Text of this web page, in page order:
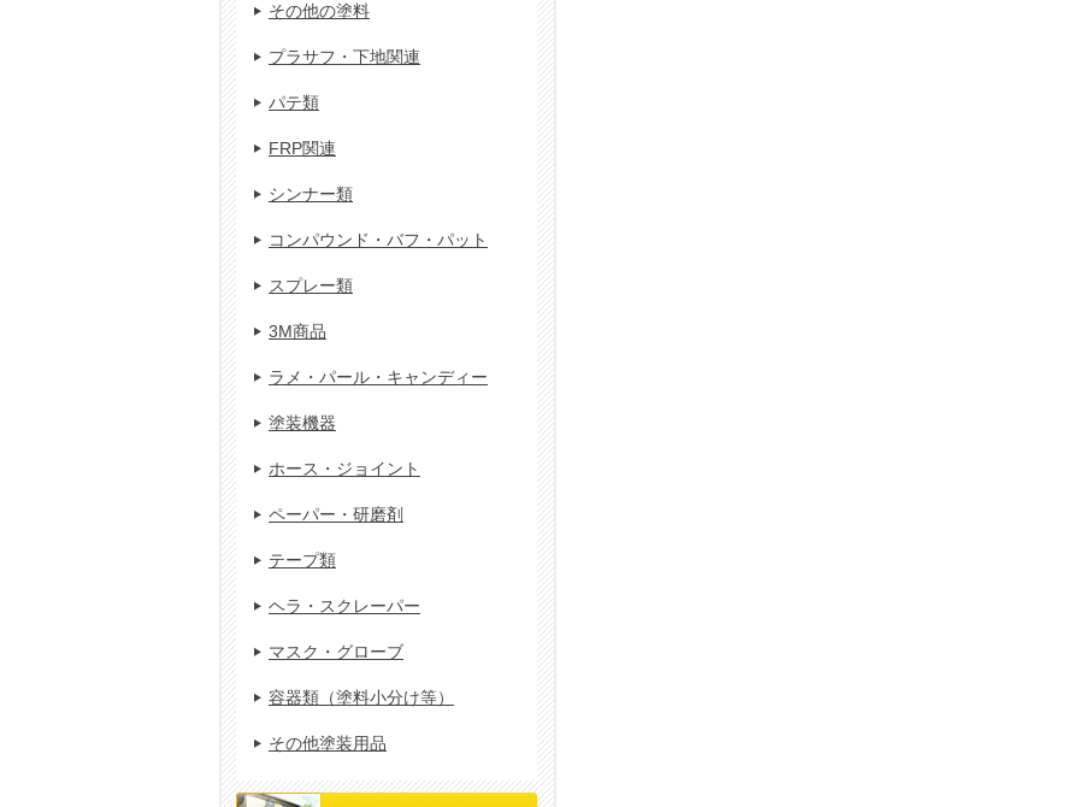
その他の塗料
プラサフ・下地関連
パテ類
FRP関連
シンナー類
コンパウンド・バフ・パット
スプレー類
3M商品
ラメ・パール・キャンディー
塗装機器
ホース・ジョイント
ペーパー・研磨剤
テープ類
ヘラ・スクレーパー
マスク・グローブ
容器類（塗料小分け等）
その他塗装用品